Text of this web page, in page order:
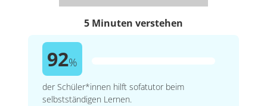
5 Minuten verstehen
92%
der Schüler*innen hilft sofatutor beim
selbstständigen Lernen.